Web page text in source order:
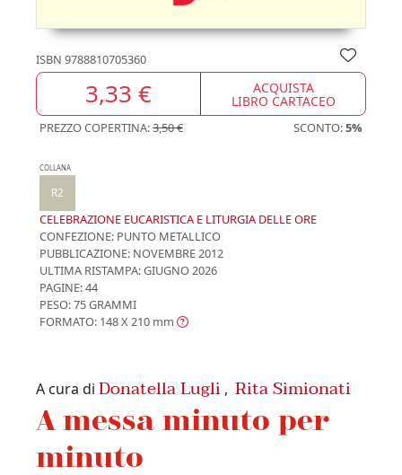
ISBN 9788810705360
3,33 € ACQUISTA
LIBRO CARTACEO
PREZZO COPERTINA:3,50 € SCONTO:5%
COLLANA
R2
CELEBRAZIONE EUCARISTICA E LITURGIA DELLE ORE
CONFEZIONE: PUNTO METALLICO
PUBBLICAZIONE: NOVEMBRE 2012
ULTIMA RISTAMPA:GIUGNO 2026
PAGINE: 44
PESO: 75 GRAMMI
FORMATO: 148 X 210 mm
A cura di Donatella Lugli , Rita Simionati
A messa minuto per
minuto